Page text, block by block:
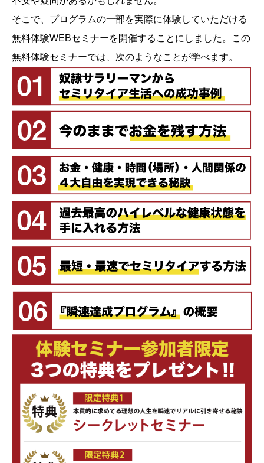
そこで、プログラムの一部を実際に体験していただける
無料体験WEBセミナーを開催することにしました。この
無料体験セミナーでは、次のようなことが学べます。